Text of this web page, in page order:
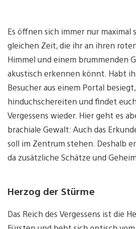
Es öffnen sich immer nur maximal
gleichen Zeit, die ihr an ihren
Himmel und einem brummenden
akustisch erkennen könnt. Habt
Besucher aus einem Portal
hinduchschereiten und findet
Vergessens wieder. Hier geht es
brachiale Gewalt: Auch das
soll im Zentrum stehen. Deshalb
da zusätzliche Schätze und
Herzog der Stürme
Das Reich des Vergessens ist die